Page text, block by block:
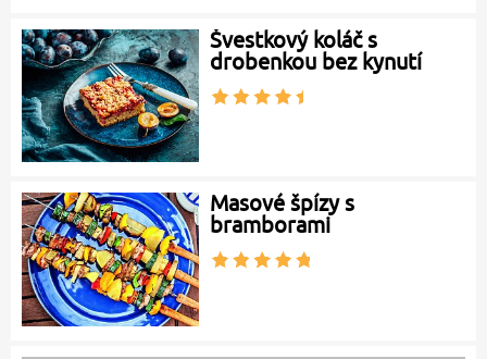
Švestkový koláč s
drobenkou bez kynutí
Masové špízy s
bramborami